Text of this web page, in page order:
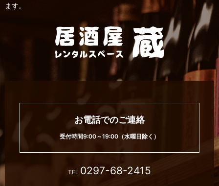
ます。
お電話でのご連絡
受付時間9:00～19:00（水曜日除く）
TEL 0297-68-2415